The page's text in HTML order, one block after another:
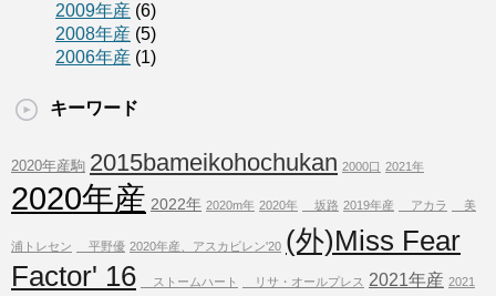
2009年産 (6)
2008年産 (5)
2006年産 (1)
キーワード
2020年産駒 2015bameikohochukan 2000口 2021年
2020年産 2022年 2020m年 2020年 坂路 2019年産 アカラ 美
浦トレセン 平野優 2020年産、アスカビレン'20 (外)Miss Fear
Factor' 16
ストームハート リサ・オールプレス 2021年産 2021